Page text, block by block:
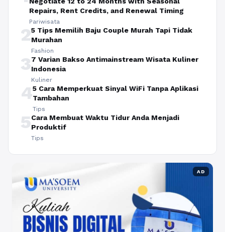
Repairs, Rent Credits, and Renewal Timing
Pariwisata
25 Tips Memilih Baju Couple Murah Tapi Tidak
Murahan
Fashion
37 Varian Bakso Antimainstream Wisata Kuliner
Indonesia
Kuliner
45 Cara Memperkuat Sinyal WiFi Tanpa Aplikasi
Tambahan
Tips
5Cara Membuat Waktu Tidur Anda Menjadi
Produktif
Tips
AD